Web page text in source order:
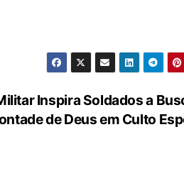
Inspira Soldados a
de Deus em Culto